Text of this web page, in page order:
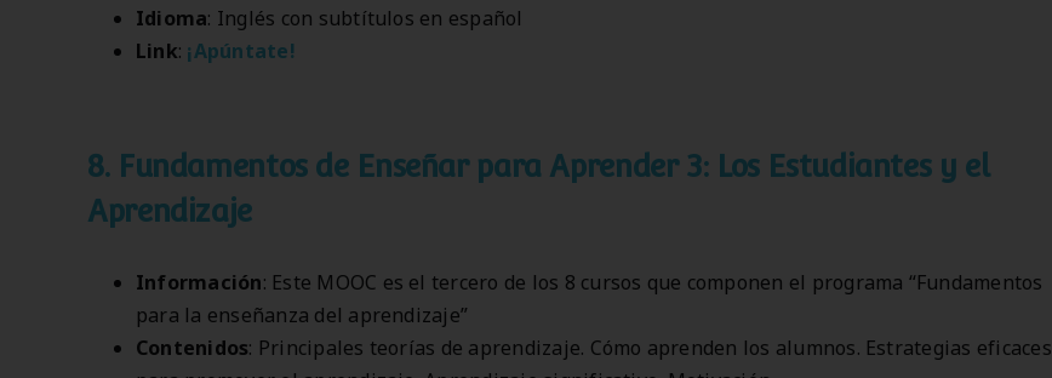
Idioma: Inglés con subtítulos en español
Link: ¡Apúntate!
8. Fundamentos de Enseñar para Aprender 3: Los Estudiantes y el
Aprendizaje
Información: Este MOOC es el tercero de los 8 cursos que componen el programa “Fundamentos
para la enseñanza del aprendizaje”
Contenidos: Principales teorías de aprendizaje. Cómo aprenden los alumnos. Estrategias eficaces